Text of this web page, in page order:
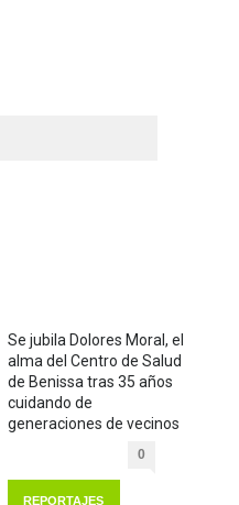
Se jubila Dolores Moral, el
alma del Centro de Salud
de Benissa tras 35 años
cuidando de
generaciones de vecinos
0
REPORTAJES